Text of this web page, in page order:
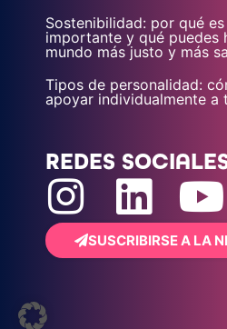
Sostenibilidad: por qué
importante y qué puedes
mundo más justo y más
Tipos de personalidad:
apoyar individualmente a
REDES
SUSCRIBIRSE A LA